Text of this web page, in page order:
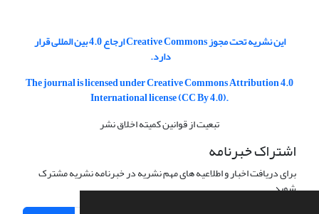
این نشریه تحت مجوز Creative Commons ارجاع 4.0 بین المللی قرار
دارد.
The journal is licensed under Creative Commons Attribution 4.0
International license (CC By 4.0).
تبعیت از قوانین کمیته اخلاق نشر
اشتراک خبرنامه
برای دریافت اخبار و اطلاعیه های مهم نشریه در خبرنامه نشریه مشترک
شوید.